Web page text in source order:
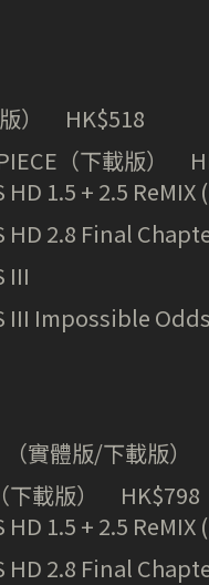
） HK$518
（下載版）
HD 1.5 + 2.5
HD 2.8 Final
III
III Impossible
（實體版/下載版
下載版） HK$798
HD 1.5 + 2.5
HD 2.8 Final